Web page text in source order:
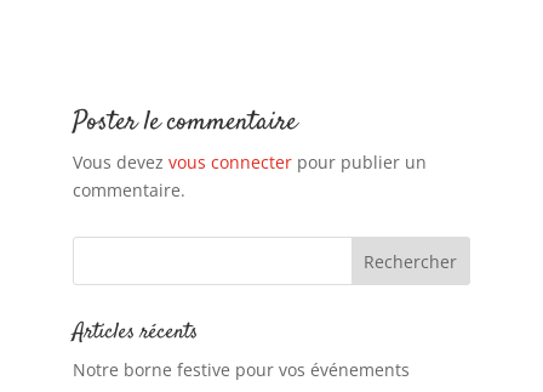
Poster le commentaire
Vous devez vous connecterpour publier un
commentaire.
Articles récents
Notre borne festive pour vos événements